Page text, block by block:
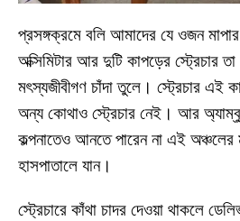
প্রসঙ্গক্রমে বলি আমাদের যে ওজন মাপার
অক্সিমিটার আর দুটি কাপড়ের স্ট্রেচার তা
মৎস্যজীবীগণ চাঁদা তুলে। স্ট্রেচার এই
অন্য কোথাও স্ট্রেচার নেই। আর
কল্পনাতেও আনতে পারেন না এই অঞ্চলের
হাসপাতালে যান।
স্ট্রেচারে কাঁথা চাদর দেওয়া থাকলে